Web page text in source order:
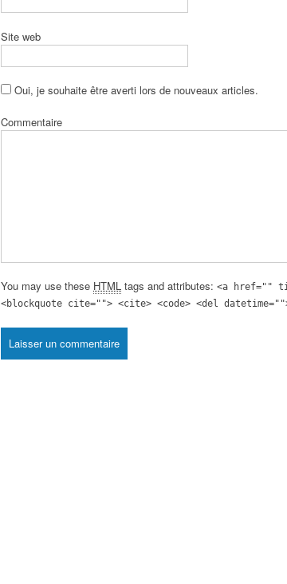
Site web
Oui, je souhaite être averti lors de nouveaux articles.
Commentaire
You may use these HTML tags and attributes: <a href=""
<blockquote cite=""> <cite> <code> <del